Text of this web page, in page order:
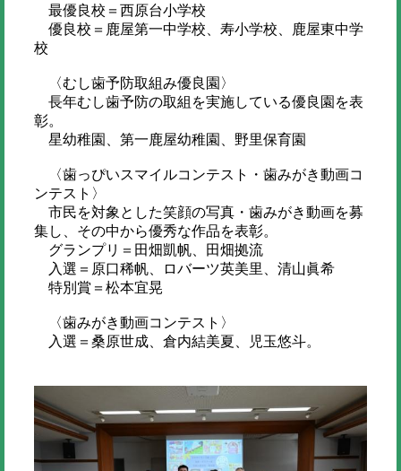
最優良校＝西原台小学校
優良校＝鹿屋第一中学校、寿小学校、鹿屋東中学
校
〈むし歯予防取組み優良園〉
長年むし歯予防の取組を実施している優良園を表
彰。
星幼稚園、第一鹿屋幼稚園、野里保育園
〈歯っぴいスマイルコンテスト・歯みがき動画コ
ンテスト〉
市民を対象とした笑顔の写真・歯みがき動画を募
集し、その中から優秀な作品を表彰。
グランプリ＝田畑凱帆、田畑拠流
入選＝原口稀帆、ロバーツ英美里、清山眞希
特別賞＝松本宜晃
〈歯みがき動画コンテスト〉
入選＝桑原世成、倉内結美夏、児玉悠斗。